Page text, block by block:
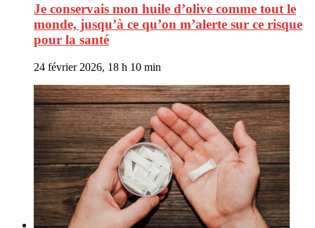
Je conservais mon huile d’olive comme tout le
monde, jusqu’à ce qu’on m’alerte sur ce risque
pour la santé
24 février 2026, 18 h 10 min